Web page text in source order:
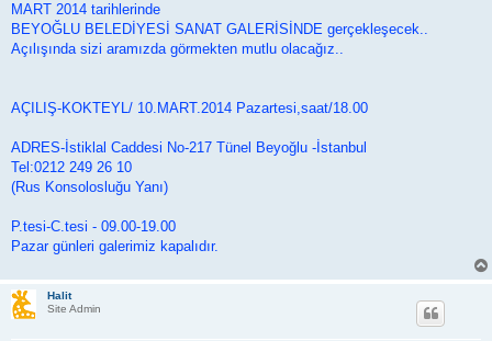
MART 2014 tarihlerinde
BEYOĞLU BELEDİYESİ SANAT GALERİSİNDE gerçekleşecek..
Açılışında sizi aramızda görmekten mutlu olacağız..
AÇILIŞ-KOKTEYL/ 10.MART.2014 Pazartesi,saat/18.00
ADRES-İstiklal Caddesi No-217 Tünel Beyoğlu -İstanbul
Tel:0212 249 26 10
(Rus Konsolosluğu Yanı)
P.tesi-C.tesi - 09.00-19.00
Pazar günleri galerimiz kapalıdır.
Halit
Site Admin